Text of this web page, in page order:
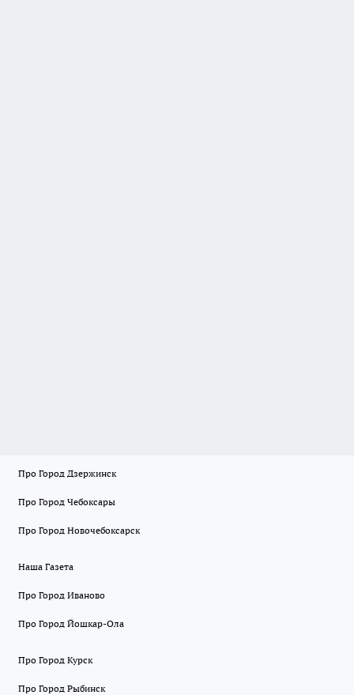
Про Город Дзержинск
Про Город Чебоксары
Про Город Новочебоксарск
Наша Газета
Про Город Иваново
Про Город Йошкар-Ола
Про Город Курск
Про Город Рыбинск